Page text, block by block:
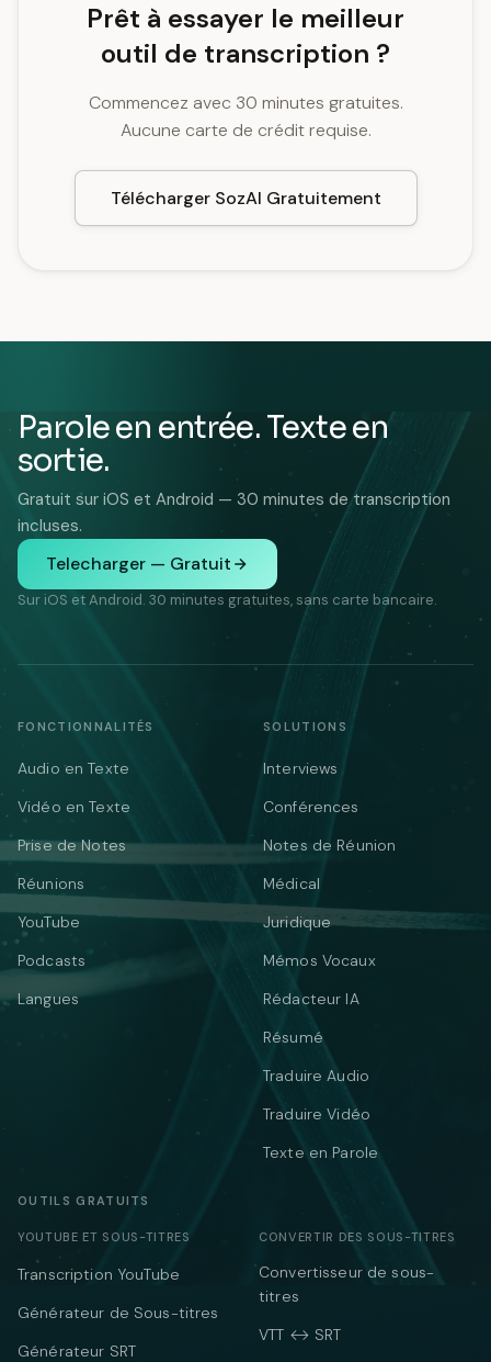
Prêt à essayer le meilleur
outil de transcription ?
Commencez avec 30 minutes gratuites.
Aucune carte de crédit requise.
Télécharger SozAI Gratuitement
Parole en entrée. Texte en
sortie.
Gratuit sur iOS et Android — 30 minutes de transcription
incluses.
Telecharger — Gratuit
Sur iOS et Android. 30 minutes gratuites, sans carte bancaire.
FONCTIONNALITÉS
Audio en Texte
Vidéo en Texte
Prise de Notes
Réunions
YouTube
Podcasts
Langues
SOLUTIONS
Interviews
Conférences
Notes de Réunion
Médical
Juridique
Mémos Vocaux
Rédacteur IA
Résumé
Traduire Audio
Traduire Vidéo
Texte en Parole
OUTILS GRATUITS
YOUTUBE ET SOUS-TITRES
Transcription YouTube
Générateur de Sous-titres
Générateur SRT
CONVERTIR DES SOUS-TITRES
Convertisseur de sous-
titres
VTT ↔ SRT